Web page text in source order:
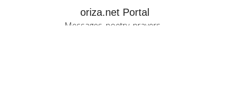
oriza.net Portal
Messages, poetry, prayers...